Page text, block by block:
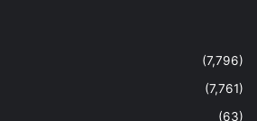
(7,796)
(7,761)
(63)